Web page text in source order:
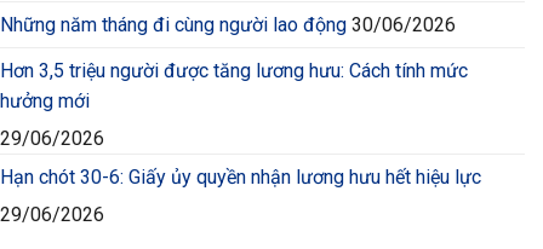
Những năm tháng đi cùng người lao động 30/06/2026
Hơn 3,5 triệu người được tăng lương hưu: Cách tính mức
hưởng mới
29/06/2026
Hạn chót 30-6: Giấy ủy quyền nhận lương hưu hết hiệu lực
29/06/2026